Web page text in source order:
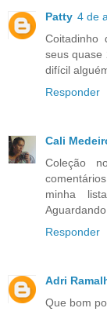
Patty 4 de
Coitadinho
seus quase
difícil
Responder
Cali
Coleção
minha
Responder
Adri
Que bom